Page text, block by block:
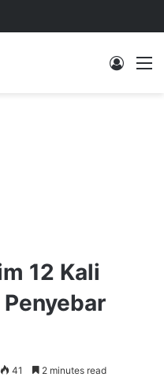
Log In
12 Kali
41 2 minutes read